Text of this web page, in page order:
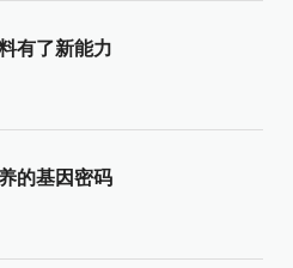
有了新能力
的基因密码